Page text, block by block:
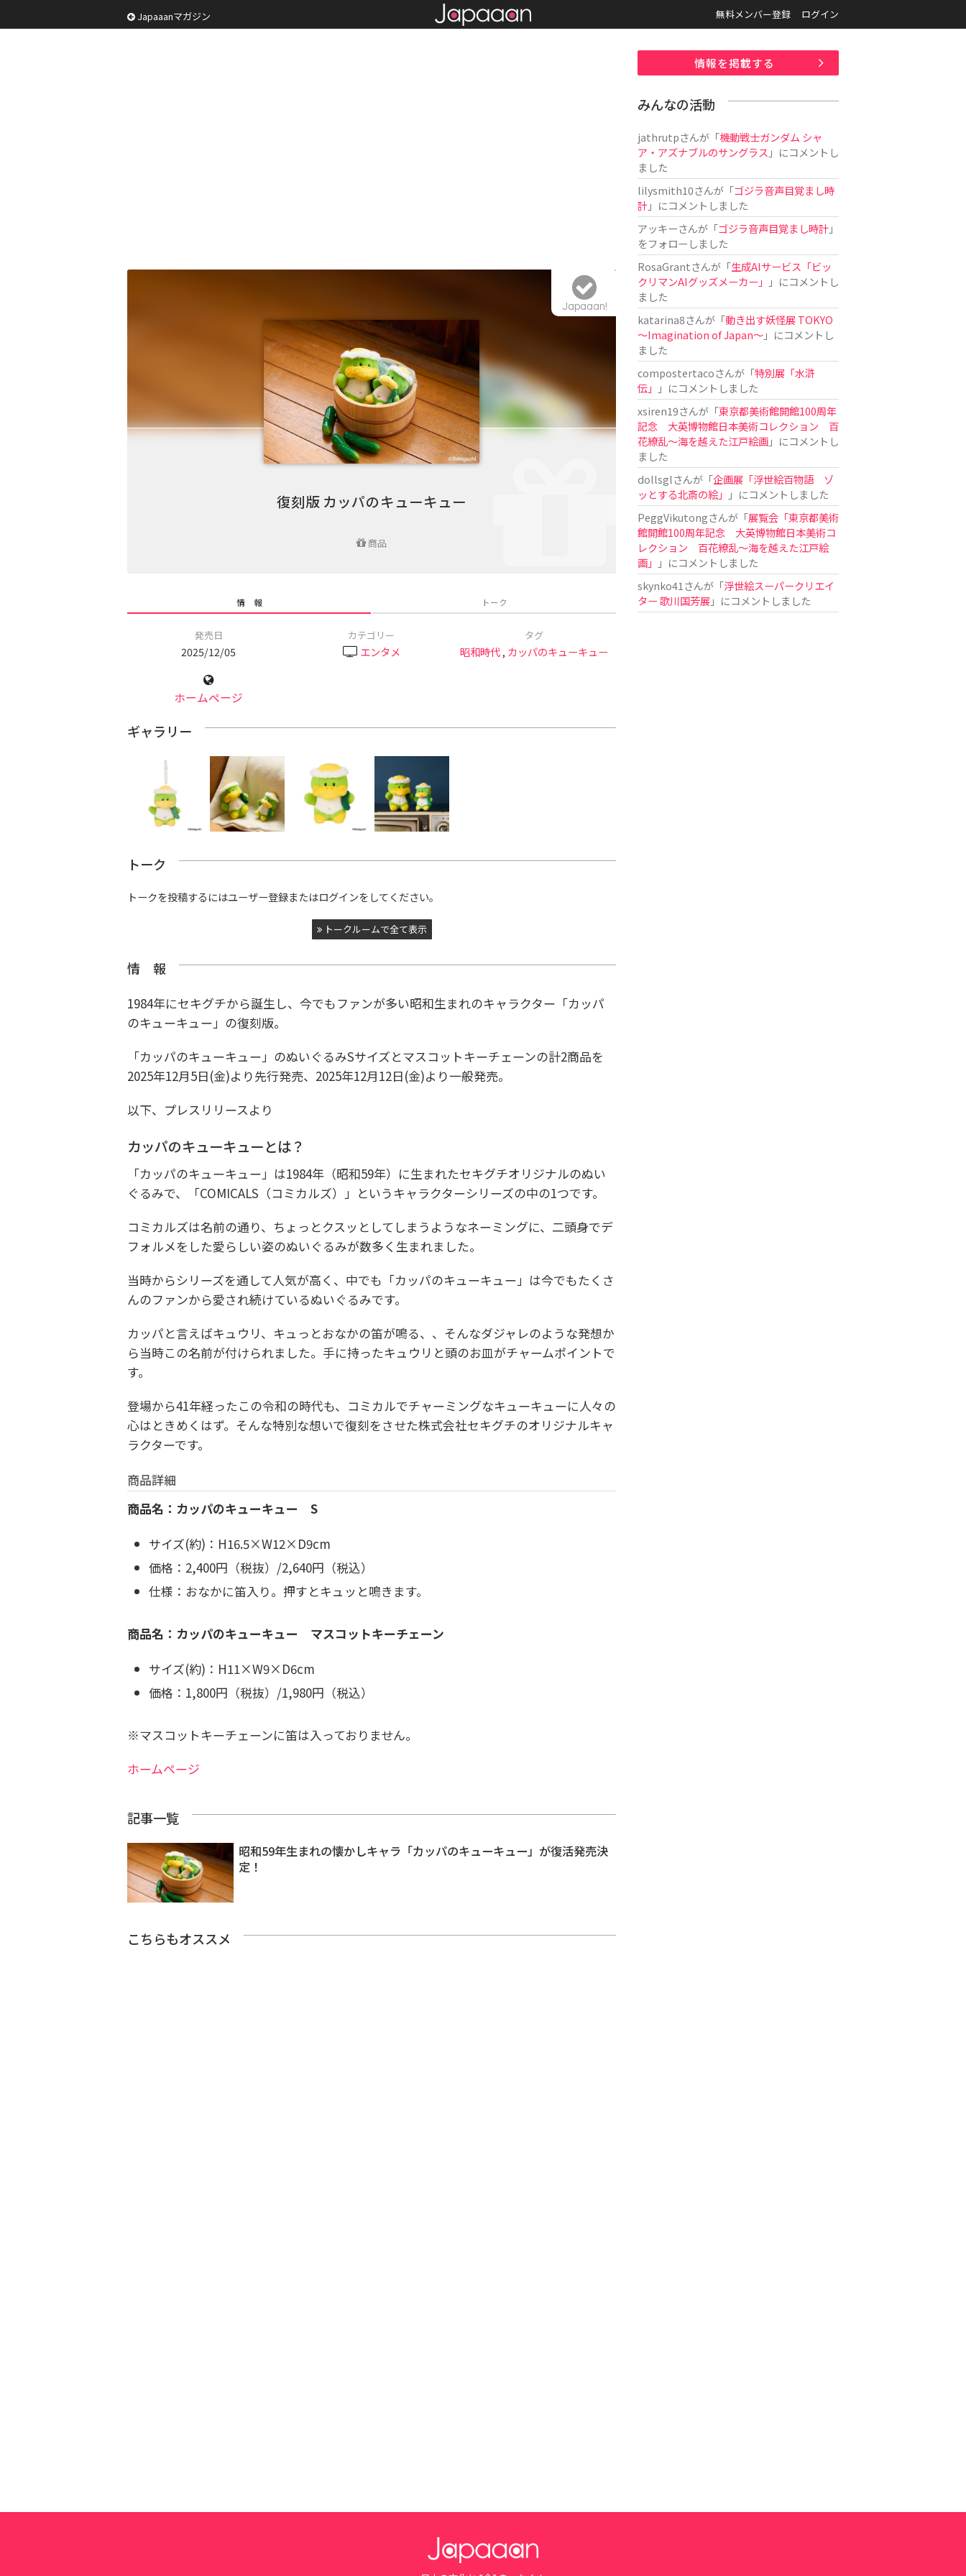
Japaaanマガジン 無料メンバー登録 ログイン
復刻版 カッパのキューキュー
商品
Japaaan!
情 報 トーク
発売日
2025/12/05
カテゴリー
エンタメ
タグ
昭和時代, カッパのキューキュー
ホームページ
ギャラリー
トーク
トークを投稿するにはユーザー登録またはログインをしてください。
トークルームで全て表示
情 報
1984年にセキグチから誕生し、今でもファンが多い昭和生まれのキャラクター「カッパ
のキューキュー」の復刻版。
「カッパのキューキュー」のぬいぐるみSサイズとマスコットキーチェーンの計2商品を
2025年12月5日(金)より先行発売、2025年12月12日(金)より一般発売。
以下、プレスリリースより
カッパのキューキューとは？
「カッパのキューキュー」は1984年（昭和59年）に生まれたセキグチオリジナルのぬい
ぐるみで、「COMICALS（コミカルズ）」というキャラクターシリーズの中の1つです。
コミカルズは名前の通り、ちょっとクスッとしてしまうようなネーミングに、二頭身でデ
フォルメをした愛らしい姿のぬいぐるみが数多く生まれました。
当時からシリーズを通して人気が高く、中でも「カッパのキューキュー」は今でもたくさ
んのファンから愛され続けているぬいぐるみです。
カッパと言えばキュウリ、キュっとおなかの笛が鳴る、、そんなダジャレのような発想か
ら当時この名前が付けられました。手に持ったキュウリと頭のお皿がチャームポイントで
す。
登場から41年経ったこの令和の時代も、コミカルでチャーミングなキューキューに人々の
心はときめくはず。そんな特別な想いで復刻をさせた株式会社セキグチのオリジナルキャ
ラクターです。
商品詳細
商品名：カッパのキューキュー S
サイズ(約)：H16.5×W12×D9cm
価格：2,400円（税抜）/2,640円（税込）
仕様：おなかに笛入り。押すとキュッと鳴きます。
商品名：カッパのキューキュー マスコットキーチェーン
サイズ(約)：H11×W9×D6cm
価格：1,800円（税抜）/1,980円（税込）
※マスコットキーチェーンに笛は入っておりません。
ホームページ
記事一覧
昭和59年生まれの懐かしキャラ「カッパのキューキュー」が復活発売決
定！
こちらもオススメ
情報を掲載する
みんなの活動
jathrutpさんが「機動戦士ガンダム シャ
ア・アズナブルのサングラス 」にコメントし
ました
lilysmith10さんが「ゴジラ音声目覚まし時
計」にコメントしました
アッキーさんが「ゴジラ音声目覚まし時計」
をフォローしました
RosaGrantさんが「生成AIサービス「ビッ
クリマンAIグッズメーカー」
」にコメントし
ました
katarina8さんが「動き出す妖怪展 TOKYO
〜Imagination of Japan〜」にコメントし
ました
compostertacoさんが「特別展「水滸
伝」
」にコメントしました
xsiren19さんが「東京都美術館開館100周年
記念 大英博物館日本美術コレクション 百
花繚乱～海を越えた江戸絵画」にコメントし
ました
dollsglさんが「企画展「浮世絵百物語 ゾ
ッとする北斎の絵」
」にコメントしました
PeggVikutongさんが「展覧会「東京都美術
館開館100周年記念 大英博物館日本美術コ
レクション 百花繚乱〜海を越えた江戸絵
画」
」にコメントしました
skynko41 さんが「浮世絵スーパークリエイ
ター 歌川国芳展 」にコメントしました